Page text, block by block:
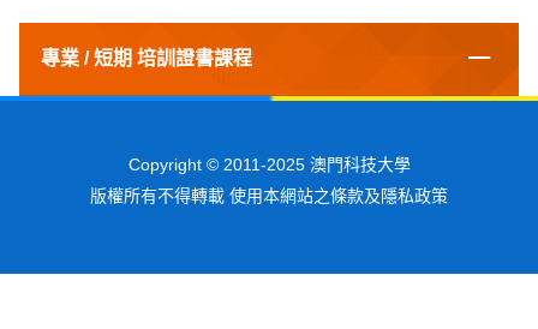
專業 / 短期 培訓證書課程
Copyright © 2011-2025 澳門科技大學
版權所有不得轉載 使用本網站之條款及隱私政策